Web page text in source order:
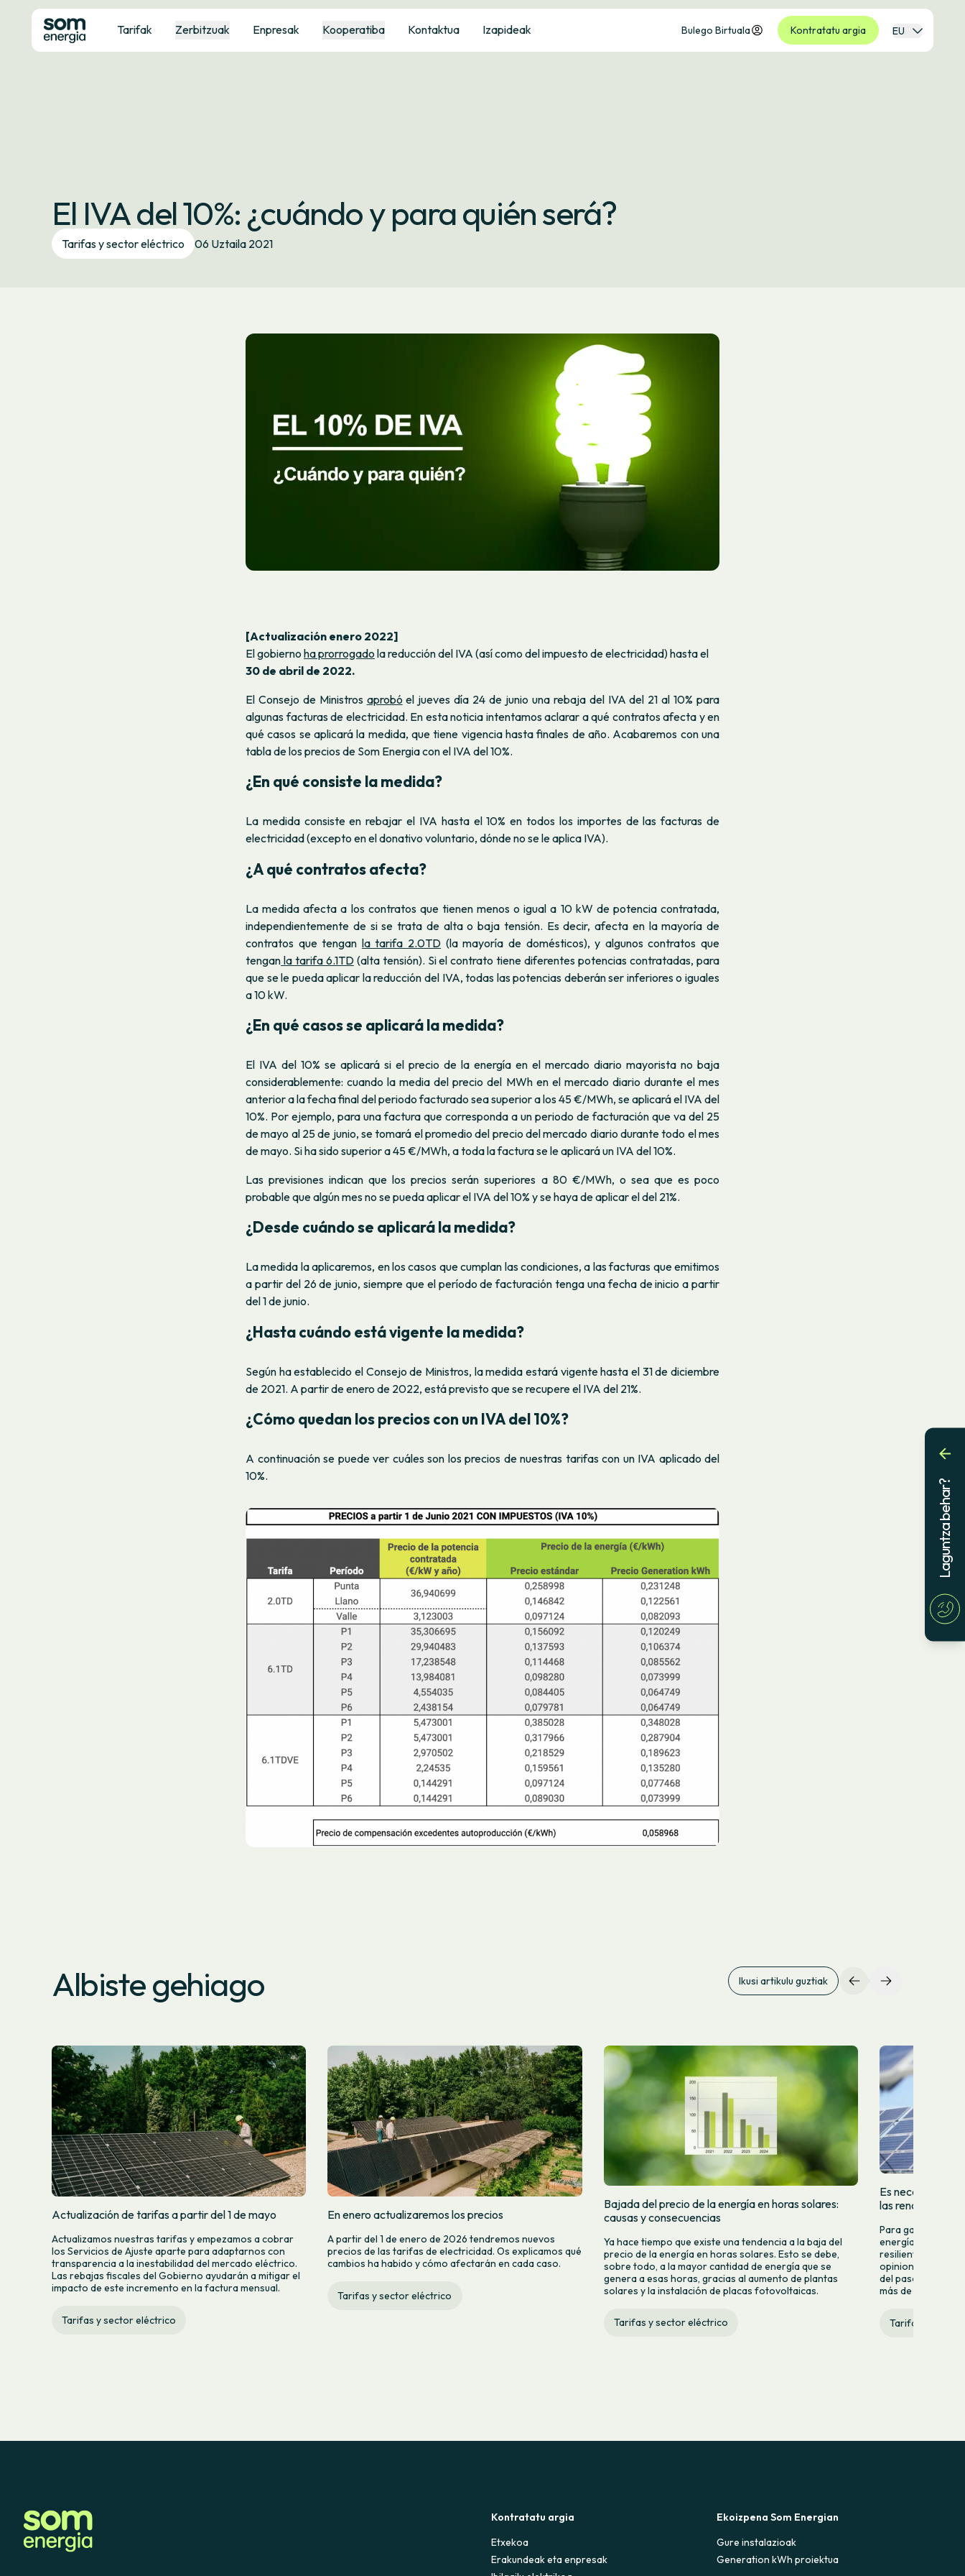
Tarifak Zerbitzuak Enpresak Kooperatiba Kontaktua Izapideak Bulego Birtuala Kontratatu argia EU
El IVA del 10%: ¿cuándo y para quién será?
Tarifas y sector eléctrico 06 Uztaila 2021
[Actualización enero 2022]
El gobierno ha prorrogado la reducción del IVA (así como del impuesto de electricidad) hasta el
30 de abril de 2022.
El Consejo de Ministros aprobó el jueves día 24 de junio una rebaja del IVA del 21 al 10% para
algunas facturas de electricidad. En esta noticia intentamos aclarar a qué contratos afecta y en
qué casos se aplicará la medida, que tiene vigencia hasta finales de año. Acabaremos con una
tabla de los precios de Som Energia con el IVA del 10%.
¿En qué consiste la medida?
La medida consiste en rebajar el IVA hasta el 10% en todos los importes de las facturas de
electricidad (excepto en el donativo voluntario, dónde no se le aplica IVA).
¿A qué contratos afecta?
La medida afecta a los contratos que tienen menos o igual a 10 kW de potencia contratada,
independientemente de si se trata de alta o baja tensión. Es decir, afecta en la mayoría de
contratos que tengan la tarifa 2.0TD (la mayoría de domésticos), y algunos contratos que
tengan la tarifa 6.1TD(alta tensión). Si el contrato tiene diferentes potencias contratadas, para
que se le pueda aplicar la reducción del IVA, todas las potencias deberán ser inferiores o iguales
a 10 kW.
¿En qué casos se aplicará la medida?
El IVA del 10% se aplicará si el precio de la energía en el mercado diario mayorista no baja
considerablemente: cuando la media del precio del MWh en el mercado diario durante el mes
anterior a la fecha final del periodo facturado sea superior a los 45 €/MWh, se aplicará el IVA del
10%. Por ejemplo, para una factura que corresponda a un periodo de facturación que va del 25
de mayo al 25 de junio, se tomará el promedio del precio del mercado diario durante todo el mes
de mayo. Si ha sido superior a 45 €/MWh, a toda la factura se le aplicará un IVA del 10%.
Las previsiones indican que los precios serán superiores a 80 €/MWh, o sea que es poco
probable que algún mes no se pueda aplicar el IVA del 10% y se haya de aplicar el del 21%.
¿Desde cuándo se aplicará la medida?
La medida la aplicaremos, en los casos que cumplan las condiciones, a las facturas que emitimos
a partir del 26 de junio, siempre que el período de facturación tenga una fecha de inicio a partir
del 1 de junio.
¿Hasta cuándo está vigente la medida?
Según ha establecido el Consejo de Ministros, la medida estará vigente hasta el 31 de diciembre
de 2021. A partir de enero de 2022, está previsto que se recupere el IVA del 21%.
¿Cómo quedan los precios con un IVA del 10%?
A continuación se puede ver cuáles son los precios de nuestras tarifas con un IVA aplicado del
10%.
Albiste gehiago Ikusi artikulu guztiak
Actualización de tarifas a partir del 1 de mayo
Actualizamos nuestras tarifas y empezamos a cobrar
los Servicios de Ajuste aparte para adaptarnos con
transparencia a la inestabilidad del mercado eléctrico.
Las rebajas fiscales del Gobierno ayudarán a mitigar el
impacto de este incremento en la factura mensual.
Tarifas y sector eléctrico
En enero actualizaremos los precios
A partir del 1 de enero de 2026 tendremos nuevos
precios de las tarifas de electricidad. Os explicamos qué
cambios ha habido y cómo afectarán en cada caso.
Tarifas y sector eléctrico
Bajada del precio de la energía en horas solares:
causas y consecuencias
Ya hace tiempo que existe una tendencia a la baja del
precio de la energía en horas solares. Esto se debe,
sobre todo, a la mayor cantidad de energía que se
genera a esas horas, gracias al aumento de plantas
solares y la instalación de placas fotovoltaicas.
Tarifas y sector eléctrico
Es necesario
las renovables
Para garantizar
energía
resiliente,
opiniones y
del pasado lunes
más de quince
Tarifas y sector
Kontratatu argia
Etxekoa
Erakundeak eta enpresak
Ekoizpena Som Energian
Gure instalazioak
Generation kWh proiektua
Laguntza behar?